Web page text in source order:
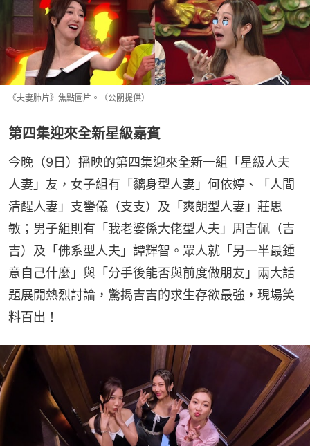
《夫妻肺片》焦點圖片。（公關提供）
第四集迎來全新星級嘉賓
今晚（9日）播映的第四集迎來全新一組「星級人夫
人妻」友，女子組有「黐身型人妻」何依婷、「人間
清醒人妻」支嚳儀（支支）及「爽朗型人妻」莊思
敏；男子組則有「我老婆係大佬型人夫」周吉佩（吉
吉）及「佛系型人夫」譚輝智。眾人就「另一半最鍾
意自己什麼」與「分手後能否與前度做朋友」兩大話
題展開熱烈討論，驚揭吉吉的求生存欲最強，現場笑
料百出！